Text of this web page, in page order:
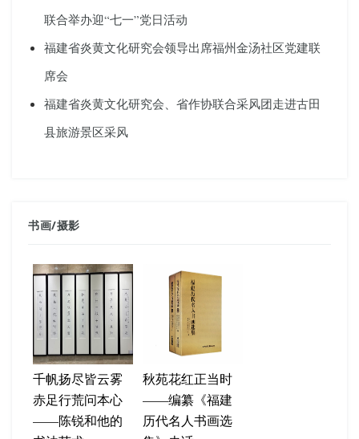
联合举办迎“七一”党日活动
福建省炎黄文化研究会领导出席福州金汤社区党建联
席会
福建省炎黄文化研究会、省作协联合采风团走进古田
县旅游景区采风
书画/摄影
千帆扬尽皆云雾
赤足行荒问本心
——陈锐和他的
秋苑花红正当时
——编纂《福建
历代名人书画选